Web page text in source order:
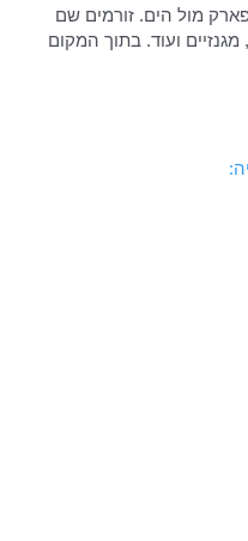
מול הים. זורמים שם
מגנזיים ועוד. בתוך המקום